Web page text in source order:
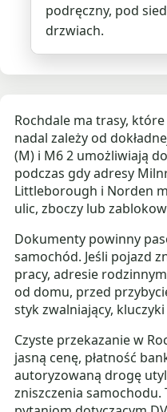
podręczny, pod
drzwiach.
Rochdale ma trasy,
nadal zależy od
(M) i M6 2 umożliwiają
podczas gdy adresy
Littleborough i Norden
ulic, zboczy lub
Dokumenty powinny
samochód. Jeśli pojazd
pracy, adresie
od domu, przed
styk zwalniający, kluczyki
Czyste przekazanie w
jasną cenę, płatność
autoryzowaną drogę
zniszczenia samochodu.